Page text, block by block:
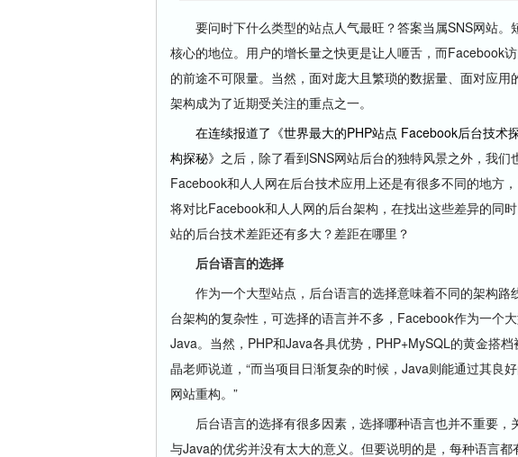
要问时下什么类型的站点人气最旺？答案当属SNS网站。
核心的地位。用户的增长量之快更是让人咂舌，而Facebook
的前途不可限量。当然，面对庞大且繁琐的数据量、面对应
架构成为了近期受关注的重点之一。
在连续报道了《世界最大的PHP站点 Facebook后台技术
构探秘》 之后，除了看到SNS网站后台的独特风景之外，我们
Facebook和人人网在后台技术应用上还是有很多不同的地方
将对比Facebook和人人网的后台架构，在找出这些差异的同
站的后台技术差距还有多大？差距在哪里？
后台语言的选择
作为一个大型站点，后台语言的选择意味着不同的架构路
台架构的复杂性，可选择的语言并不多，Facebook作为一个
Java。当然，PHP和Java各具优势，PHP+MySQL的黄金搭
晶老师说道，“而当项目日渐复杂的时候，Java则能通过其良
网站重构。”
后台语言的选择有很多因素，选择哪种语言也并不重要，
与Java的优劣并没有太大的意义。但要说明的是，每种语言